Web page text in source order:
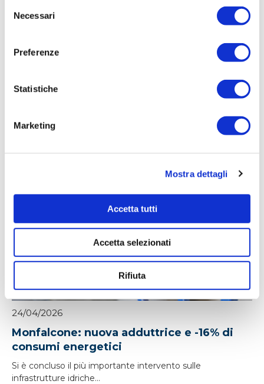
delNecessari
Preferenze
Statistiche
Marketing
Mostra dettagli
Accetta tutti
Accetta selezionati
Rifiuta
Irisacqua risponde a Femca Cisl: rilievi
infondati e contraddetti dai...
24/04/2026
Monfalcone: nuova adduttrice e -16% di
consumi energetici
Si è concluso il più importante intervento sulle
infrastrutture idriche...